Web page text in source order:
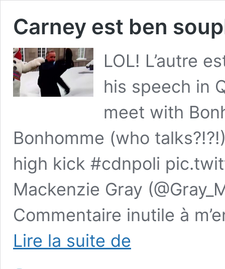
Carney est ben
LOL! L’autre
his speech in
meet with
Bonhomme (who
high kick #cdnpoli
Mackenzie Gray
Commentaire inutile à
Lire la suite de